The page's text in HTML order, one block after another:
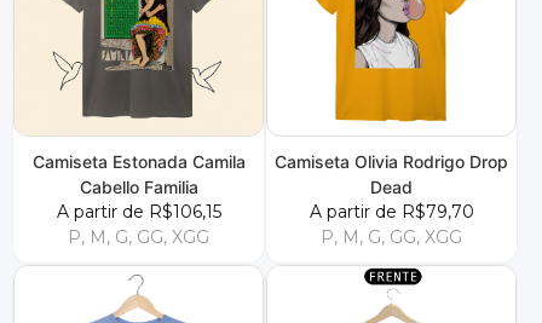
Camiseta Estonada Camila
Cabello Familia
A partir de R$106,15
P, M, G, GG, XGG
Camiseta Olivia Rodrigo Drop
Dead
A partir de R$79,70
P, M, G, GG, XGG